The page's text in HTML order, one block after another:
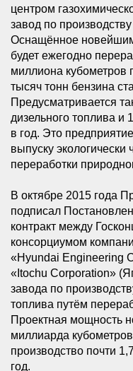
центром
завод по
Оснащённое
будет ежегодно
миллиона кубометров
тысяч тонн бензина
Предусматривается
дизельного топлива и
в год. Это
выпуску экологически
переработки
В октябре 2015 года
подписал
контракт между
консорциумом
«Hyundai Engineering
«Itochu Corporation»
завода по
топлива путём
Проектная мощность
миллиарда
производство почти
год.